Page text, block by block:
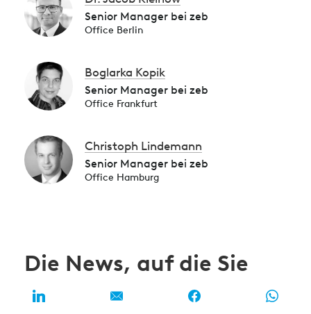
Senior Manager bei zeb
Office Berlin
Boglarka Kopik
Senior Manager bei zeb
Office Frankfurt
Christoph Lindemann
Senior Manager bei zeb
Office Hamburg
Die News, auf die Sie
sich montags freuen